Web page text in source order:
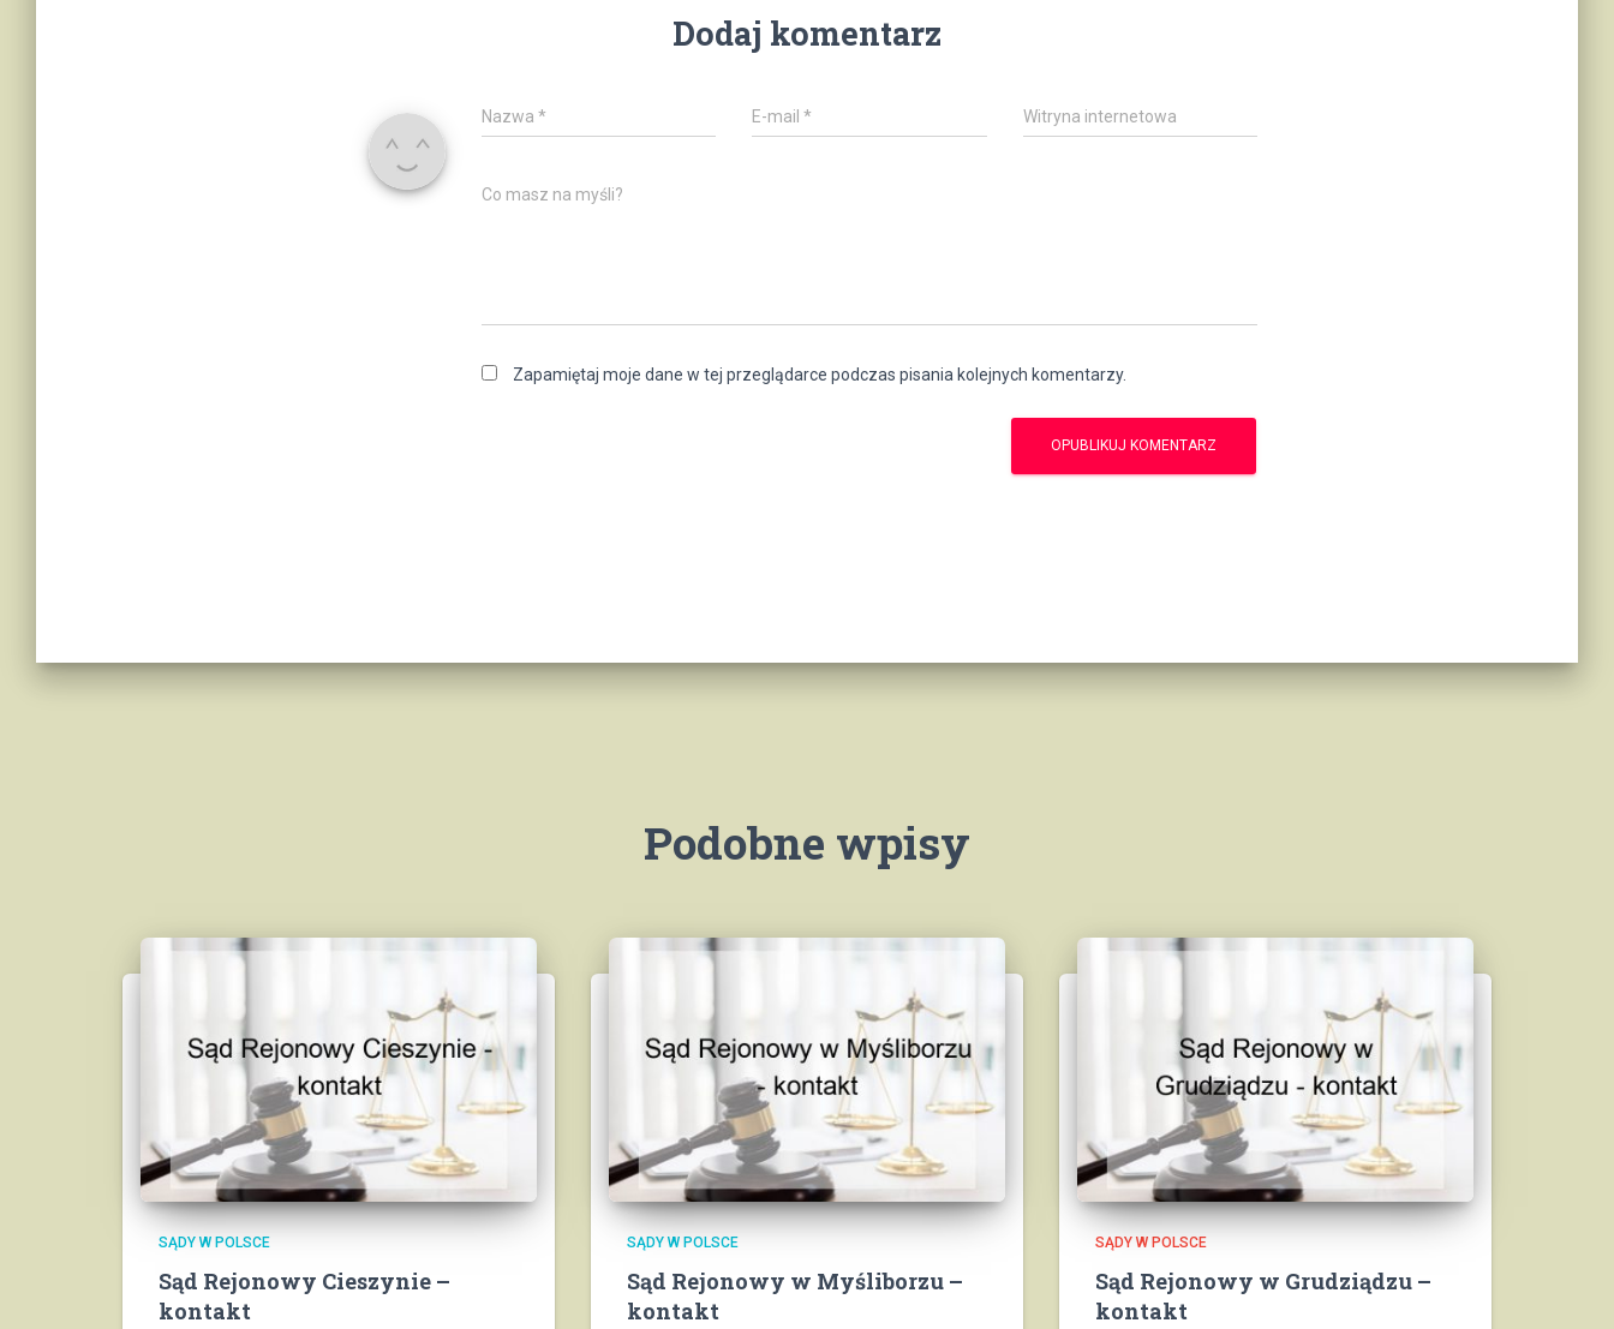
Dodaj komentarz
Nazwa * E-mail* Witryna internetowa
Co masz na myśli?
Zapamiętaj moje dane w tej przeglądarce podczas pisania kolejnych komentarzy.
Podobne wpisy
SĄDY W POLSCE
Sąd Rejonowy Cieszynie –
kontakt
SĄDY W POLSCE
Sąd Rejonowy w Myśliborzu –
kontakt
SĄDY W POLSCE
Sąd Rejonowy w Grudziądzu –
kontakt